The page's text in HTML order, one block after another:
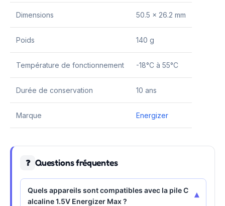
Dimensions 50.5 x 26.2 mm
Poids 140 g
Température de fonctionnement -18°C à 55°C
Durée de conservation 10 ans
Marque Energizer
❓ Questions fréquentes
Quels appareils sont compatibles avec la pile C
alcaline 1.5V Energizer Max ?
▾